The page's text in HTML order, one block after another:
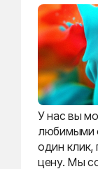
У нас вы
любимыми
один клик,
цену. Мы